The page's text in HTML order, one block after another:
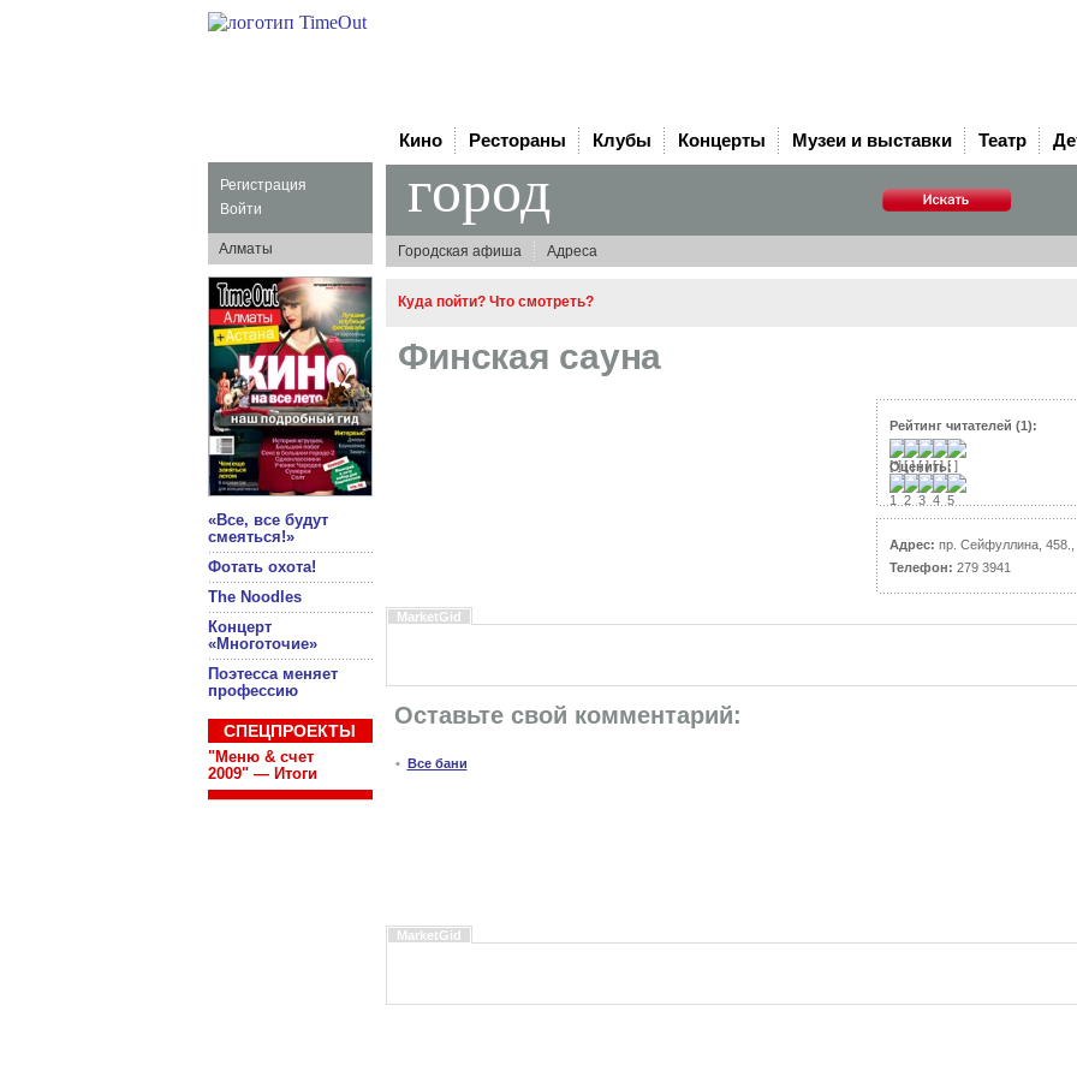
Регистрация
Войти
Алматы
«Все, все будут
смеяться!»
Фотать охота!
The Noodles
Концерт
«Многоточие»
Поэтесса меняет
профессию
СПЕЦПРОЕКТЫ
"Меню & счет
2009" — Итоги
Кино Рестораны Клубы Концерты Музеи и выставки Театр
город
Городская афиша Адреса
Куда пойти? Что смотреть?
Финская сауна
Рейтинг читателей (1):
Оценить:
Адрес: пр. Сейфуллина, 458.,
Телефон: 279 3941
MarketGid
Оставьте свой комментарий:
• Все бани
MarketGid